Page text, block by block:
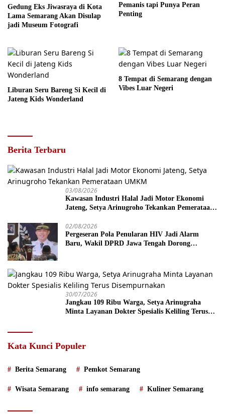
Gedung Eks Jiwasraya di Kota
Lama Semarang Akan Disulap
jadi Museum Fotografi
Pemanis tapi Punya Peran
Penting
Liburan Seru Bareng Si Kecil di
Jateng Kids Wonderland
8 Tempat di Semarang dengan
Vibes Luar Negeri
Berita Terbaru
03/08/2026
Kawasan Industri Halal Jadi Motor Ekonomi
Jateng, Setya Arinugroho Tekankan Pemerataan
02/08/2026
Pergeseran Pola Penularan HIV Jadi Alarm
Baru, Wakil DPRD Jawa Tengah Dorong
30/07/2026
Jangkau 109 Ribu Warga, Setya Arinugraha
Minta Layanan Dokter Spesialis Keliling Terus
Kata Kunci Populer
Berita Semarang Pemkot Semarang
Wisata Semarang info semarang Kuliner Semarang